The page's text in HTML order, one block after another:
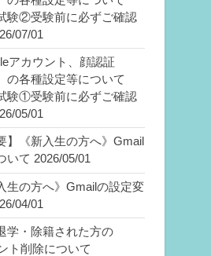
験②受験前に必ずご確認
07/01
アカウント、顔認証
の各種設定等について
験①受験前に必ずご確認
05/01
】《新入生の方へ》Gmail
いて 2026/05/01
生の方へ》Gmailの設定変
04/01
学・除籍された方の
ト削除について